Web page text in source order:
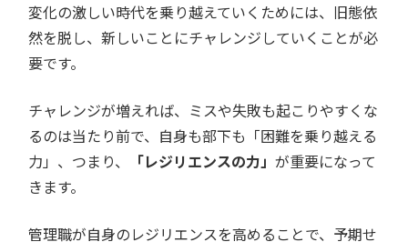
変化の激しい時代を乗り越えていくためには、旧態依
然を脱し、新しいことにチャレンジしていくことが必
要です。
チャレンジが増えれば、ミスや失敗も起こりやすくな
るのは当たり前で、自身も部下も「困難を乗り越える
力」、つまり、
「レジリエンスの力」が重要になって
きます。
管理職が自身のレジリエンスを高めることで、予期せ